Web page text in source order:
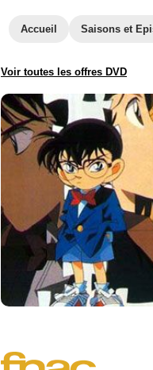
Accueil Saisons et
Voir toutes les offres DVD